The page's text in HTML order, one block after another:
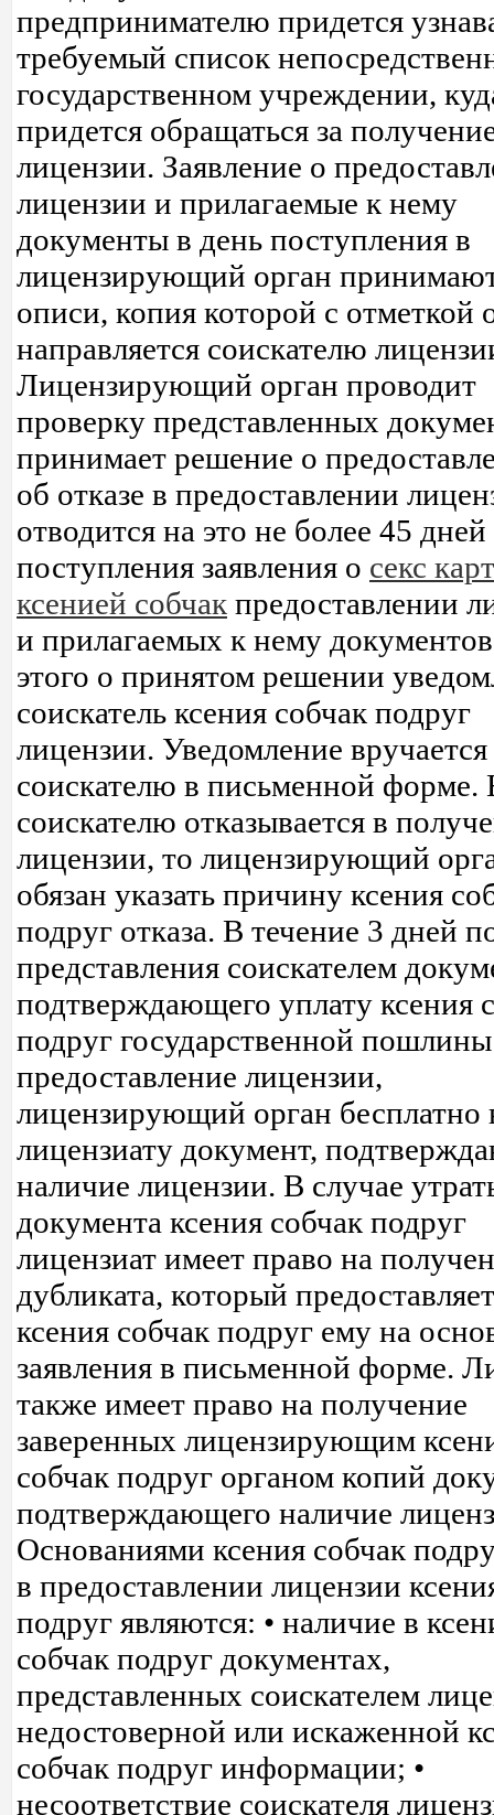
предпринимателю придется
требуемый список
государственном учреждении,
придется обращаться за
лицензии. Заявление о
лицензии и прилагаемые к нему
документы в день поступления в
лицензирующий орган
описи, копия которой с отметкой
направляется соискателю
Лицензирующий орган проводит
проверку представленных
принимает решение о
об отказе в предоставлении
отводится на это не более 45
поступления заявления о секс
ксенией собчак предоставлении
и прилагаемых к нему
этого о принятом решении
соискатель ксения собчак подруг
лицензии. Уведомление вручается
соискателю в письменной форме.
соискателю отказывается в
лицензии, то лицензирующий
обязан указать причину ксения
подруг отказа. В течение 3 дней
представления соискателем
подтверждающего уплату ксения
подруг государственной пошлины
предоставление лицензии,
лицензирующий орган бесплатно
лицензиату документ,
наличие лицензии. В случае
документа ксения собчак подруг
лицензиат имеет право на
дубликата, который
ксения собчак подруг ему на
заявления в письменной форме.
также имеет право на получение
заверенных лицензирующим
собчак подруг органом копий
подтверждающего наличие
Основаниями ксения собчак
в предоставлении лицензии
подруг являются: • наличие в
собчак подруг документах,
представленных соискателем
недостоверной или искаженной
собчак подруг информации; •
несоответствие соискателя